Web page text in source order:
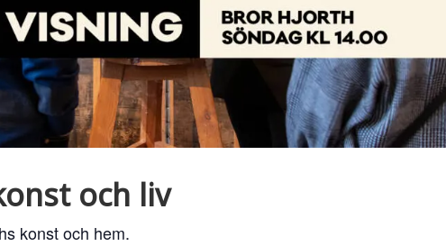
och liv
konst och hem.